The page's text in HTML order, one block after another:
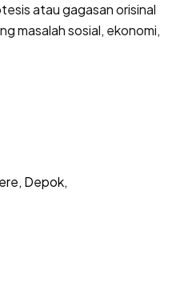
atau gagasan orisinal
masalah sosial, ekonomi,
Depok,